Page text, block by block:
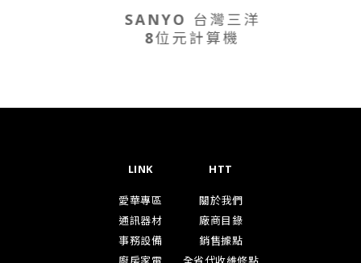
SANYO 台灣三洋
8位元計算機
LINK
愛華專區
通訊器材
事務設備
HTT
關於我們
廠商目錄
銷售據點